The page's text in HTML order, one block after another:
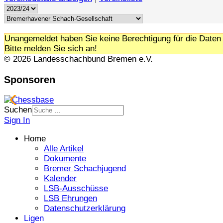
Unangemeldet haben Sie keine Berechtigung für die
Bitte melden Sie sich an!
© 2026 Landesschachbund Bremen e.V.
Sponsoren
Suchen
Sign In
Home
Alle Artikel
Dokumente
Bremer Schachjugend
Kalender
LSB-Ausschüsse
LSB Ehrungen
Datenschutzerklärung
Ligen